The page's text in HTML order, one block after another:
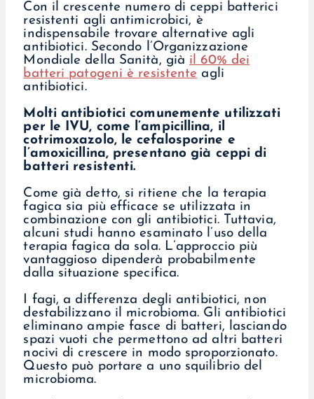
Con il crescente numero di ceppi batterici
resistenti agli antimicrobici, è
indispensabile trovare alternative agli
antibiotici. Secondo l’Organizzazione
Mondiale della Sanità, già il 60% dei
batteri patogeni è resistente agli
antibiotici.
Molti antibiotici comunemente utilizzati
per le IVU, come l’ampicillina, il
cotrimoxazolo, le cefalosporine e
l’amoxicillina, presentano già ceppi di
batteri resistenti.
Come già detto, si ritiene che la terapia
fagica sia più efficace se utilizzata in
combinazione con gli antibiotici. Tuttavia,
alcuni studi hanno esaminato l’uso della
terapia fagica da sola. L’approccio più
vantaggioso dipenderà probabilmente
dalla situazione specifica.
I fagi, a differenza degli antibiotici, non
destabilizzano il microbioma. Gli antibiotici
eliminano ampie fasce di batteri, lasciando
spazi vuoti che permettono ad altri batteri
nocivi di crescere in modo sproporzionato.
Questo può portare a uno squilibrio del
microbioma.